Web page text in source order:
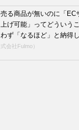
売る商品が無いのに「EC
上げ可能」ってどういう
わず「なるほど」と納得
式会社Fulmo）